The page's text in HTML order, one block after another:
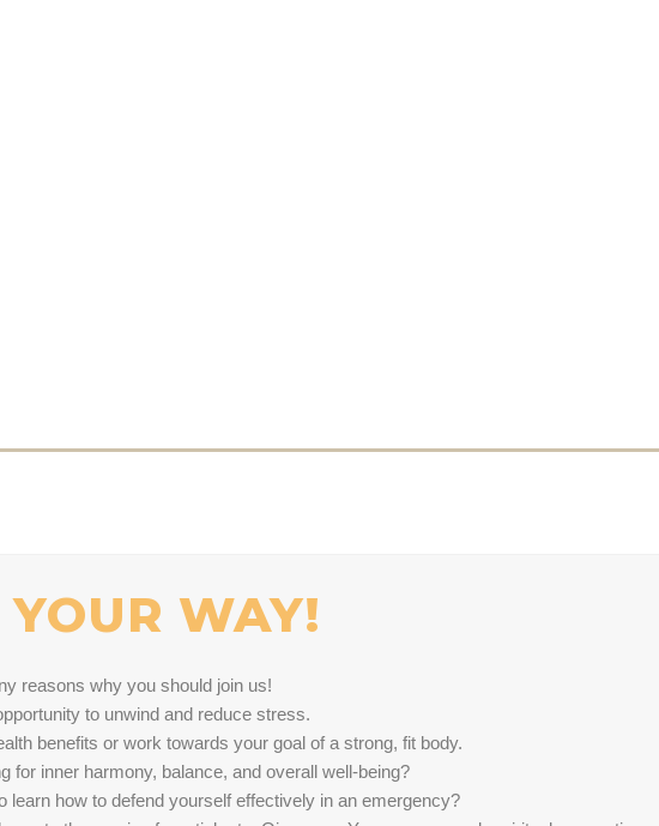
WAY!
reasons why you should join us!
to unwind and reduce stress.
benefits or work towards your goal of a strong, fit body.
for inner harmony, balance, and overall well-being?
learn how to defend yourself effectively in an emergency?